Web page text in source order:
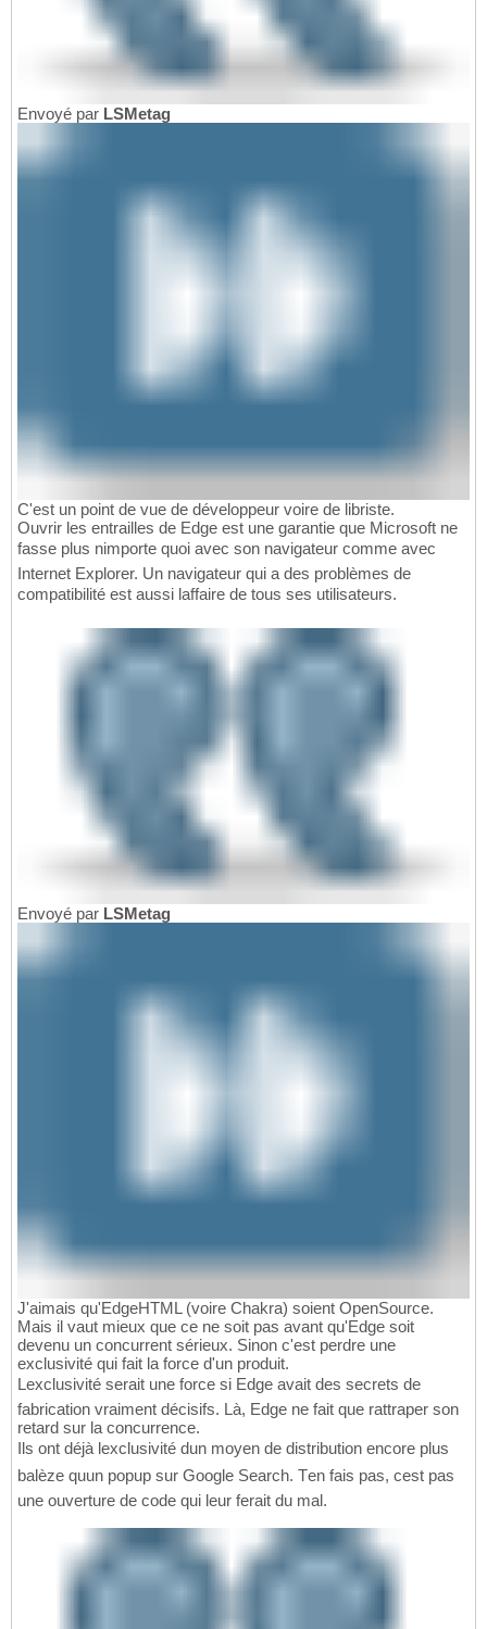
Envoyé par LSMetag
C'est un point de vue de développeur voire de libriste.
Ouvrir les entrailles de Edge est une garantie que Microsoft ne
fasse plus nimporte quoi avec son navigateur comme avec
Internet Explorer. Un navigateur qui a des problèmes de
compatibilité est aussi laffaire de tous ses utilisateurs.
Envoyé par LSMetag
J'aimais qu'EdgeHTML (voire Chakra) soient OpenSource.
Mais il vaut mieux que ce ne soit pas avant qu'Edge soit
devenu un concurrent sérieux. Sinon c'est perdre une
exclusivité qui fait la force d'un produit.
Lexclusivité serait une force si Edge avait des secrets de
fabrication vraiment décisifs. Là, Edge ne fait que rattraper son
retard sur la concurrence.
Ils ont déjà lexclusivité dun moyen de distribution encore plus
balèze quun popup sur Google Search. Ten fais pas, cest pas
une ouverture de code qui leur ferait du mal.